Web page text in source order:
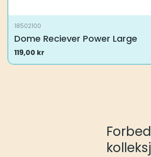
18502100
Dome Reciever Power Large
119,00 kr